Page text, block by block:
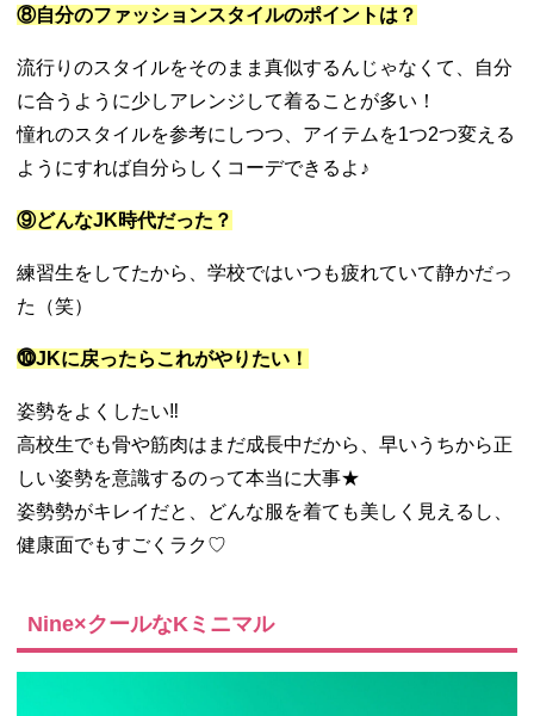
⑧自分のファッションスタイルのポイントは？
流行りのスタイルをそのまま真似するんじゃなくて、自分
に合うように少しアレンジして着ることが多い！
憧れのスタイルを参考にしつつ、アイテムを1つ2つ変える
ようにすれば自分らしくコーデできるよ♪
⑨どんなJK時代だった？
練習生をしてたから、学校ではいつも疲れていて静かだっ
た（笑）
⓾JKに戻ったらこれがやりたい！
姿勢をよくしたい‼︎
高校生でも骨や筋肉はまだ成長中だから、早いうちから正
しい姿勢を意識するのって本当に大事★
姿勢勢がキレイだと、どんな服を着ても美しく見えるし、
健康面でもすごくラク♡
Nine×クールなKミニマル